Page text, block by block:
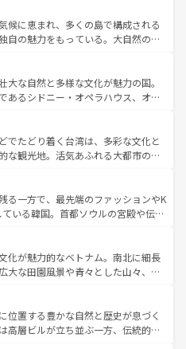
楽しむこともできる。 なお、新
テンツ一覧 を参照してほしい。
観光、ショッピング、エンターテイ
激的なスポットだ。一方、アメリカ
り、グランドキャニオンやイエロー
では、音楽と美食が融合した独特の
アメリカの各地域で異なる魅力を楽
性と豊かな歴史を感じることができ
なお、新着のアメリカ
を参照してほしい。
候に恵まれ、多くの島で構成される
自の魅力をもっている。大自然の神
また、定番の観光地といえばオアフ
求めるならマウイ島やカウアイ島が
グリーンに輝く海をはじめ、豊かな
訪れる人々を迎えてくれるハワイの
ルフードやハワイアンミュージッ
スなど、すべてがハワイの魅力を彩
、新着のハワイ情報
照してほしい。
大な自然と多様な文化が魅力の国。
あるシドニー・オペラハウス、オー
部にそびえるウルル（エアーズロッ
しい原生林やケアンズの熱帯雨林な
ん。また、カフェやワイン、オージ
も充実しており、サーフィンやダイ
ど、アウトドア好きにはたまらな
多彩な魅力を存分に味わいつくそ
でたどり着く台湾は、多彩な文化と
な観光地。活気あふれる大都市の台
帯である台湾東部など、都市の喧騒
しており、訪れる人に新しい発見と
る。また、奥深い台湾の食文化も魅
イーツなど、バラエティ豊かな料理
なお、新着の台湾情報は コンテンツ一覧を参
る一方で、最先端のファッションやK
いる韓国。首都ソウルの宮殿や伝統
ば四季折々の自然美を楽しむことが
チや焼肉、絶品のストリートフード
料理が待っている。夜には、韓国な
、韓国の多彩な魅力を心ゆくまで味
わってみてほしい。 なお、新着の韓国情報はコンテンツ一
化が魅力的なベトナム。南北に細長
大な田園風景や青々とした山々、世
が息づく。ハノイの古い町並みやホ
統治時代の建物も、独特の雰囲気を
、バラエティの豊かさとおいしさで
位置する豊かな自然と歴史が息づく
高層ビルが立ち並ぶ一方、伝統的な